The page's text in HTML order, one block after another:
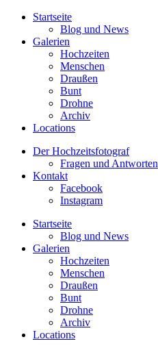
Startseite
Blog und News
Galerien
Hochzeiten
Menschen
Draußen
Bunt
Drohne
Archiv
Locations
Der Hochzeitsfotograf
Fragen und Antworten
Kontakt
Facebook
Instagram
Startseite
Blog und News
Galerien
Hochzeiten
Menschen
Draußen
Bunt
Drohne
Archiv
Locations